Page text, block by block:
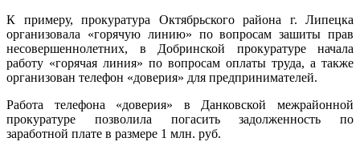
К примеру, прокуратура Октябрьского района г. Липецка
организовала «горячую линию» по вопросам зашиты прав
несовершеннолетних, в Добринской прокуратуре начала
работу «горячая линия» по вопросам оплаты труда, а также
организован телефон «доверия» для предпринимателей.
Работа телефона «доверия» в Данковской межрайонной
прокуратуре позволила погасить задолженность по
заработной плате в размере 1 млн. руб.